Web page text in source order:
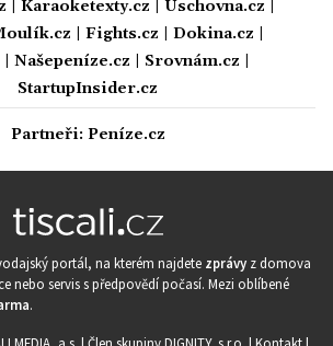
Karaoketexty.cz Úschovna.cz
Fights.cz Dokina.cz
Našepeníze.cz Srovnám.cz
StartupInsider.cz
Partneři: Peníze.cz
portál, na kterém najdete zprávy z domova
nebo servis s předpovědí počasí. Mezi oblíbené
.